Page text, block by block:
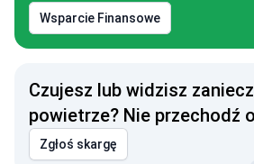
Wsparcie Finansowe
Czujesz lub widzisz
powietrze? Nie przechodź
Zgłoś skargę